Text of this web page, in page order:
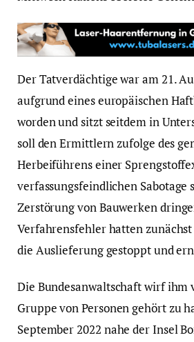
Der Tatverdächtige war am 21.
aufgrund eines europäischen
worden und sitzt seitdem in
soll den Ermittlern zufolge des
Herbeiführens einer
verfassungsfeindlichen Sabotage
Zerstörung von Bauwerken
Verfahrensfehler hatten
die Auslieferung gestoppt und
Die Bundesanwaltschaft wirf ihm
Gruppe von Personen gehört zu
September 2022 nahe der Insel